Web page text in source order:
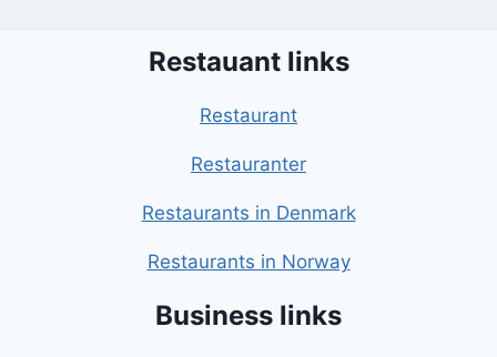
Restauant links
Restaurant
Restauranter
Restaurants in Denmark
Restaurants in Norway
Business links